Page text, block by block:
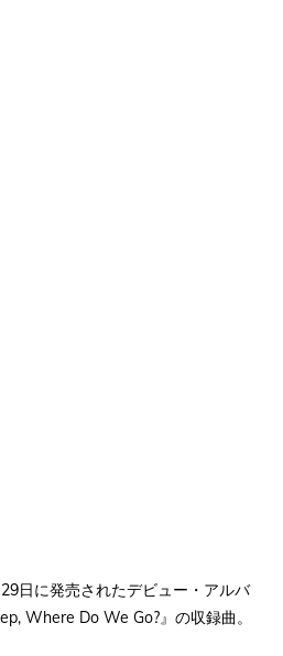
日に発売されたデビュー・アルバ
Where Do We Go?』の収録曲。